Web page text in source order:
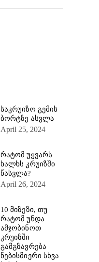
საკრუიზო გემის
ბორტზე ასვლა
April 25, 2024
რატომ უყვარს
ხალხს კრუიზში
წასვლა?
April 26, 2024
10 მიზეზი, თუ
რატომ უნდა
ამჯობინოთ
კრუიზში
გამგზავრება
ნებისმიერი სხვა